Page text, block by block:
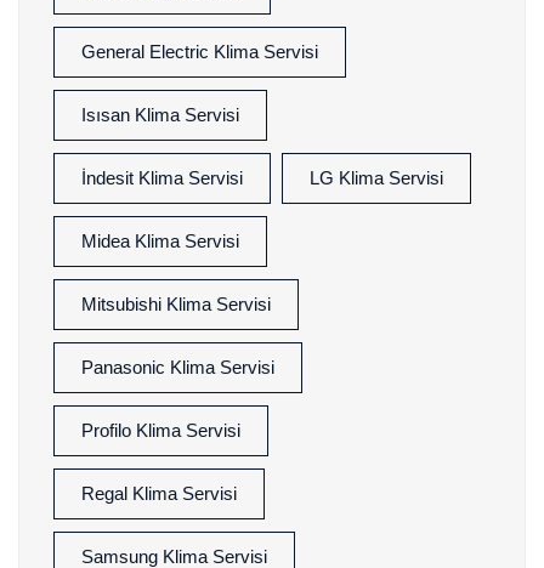
General Electric Klima Servisi
Isısan Klima Servisi
İndesit Klima Servisi LG Klima Servisi
Midea Klima Servisi
Mitsubishi Klima Servisi
Panasonic Klima Servisi
Profilo Klima Servisi
Regal Klima Servisi
Samsung Klima Servisi